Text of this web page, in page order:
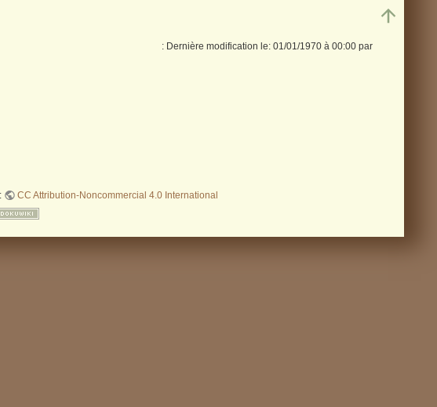
: Dernière modification le: 01/01/1970 à 00:00 par
CC Attribution-Noncommercial 4.0 International